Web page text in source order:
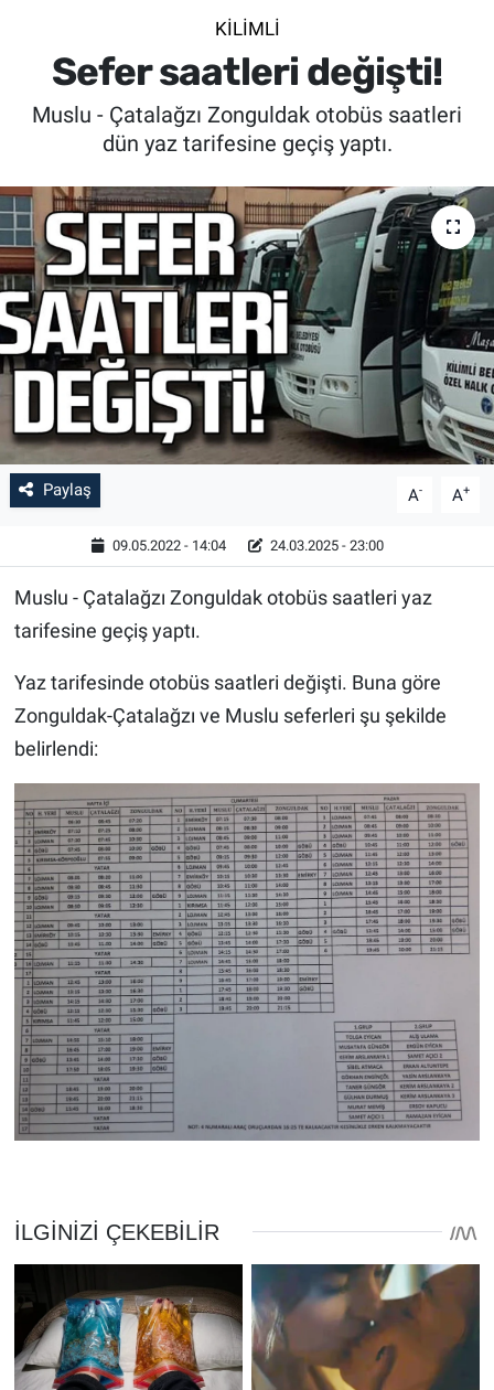
KİLİMLİ
Sefer saatleri değişti!
Muslu - Çatalağzı Zonguldak otobüs saatleri
dün yaz tarifesine geçiş yaptı.
Paylaş A- A+
09.05.2022 - 14:04 24.03.2025 - 23:00
Muslu - Çatalağzı Zonguldak otobüs saatleri yaz
tarifesine geçiş yaptı.
Yaz tarifesinde otobüs saatleri değişti. Buna göre
Zonguldak-Çatalağzı ve Muslu seferleri şu şekilde
belirlendi:
SAĞLIK